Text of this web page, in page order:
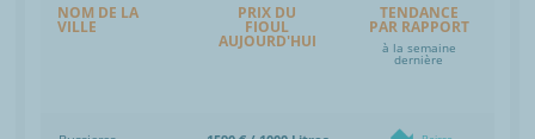
NOM DE LA
VILLE
PRIX DU
FIOUL
AUJOURD'HUI
TENDANCE
PAR RAPPORT
à la semaine
dernière